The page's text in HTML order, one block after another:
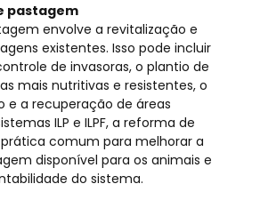
pastagem
envolve a revitalização e
existentes. Isso pode incluir
de invasoras, o plantio de
mais nutritivas e resistentes, o
e a recuperação de áreas
ILP e ILPF, a reforma de
comum para melhorar a
disponível para os animais e
do sistema.